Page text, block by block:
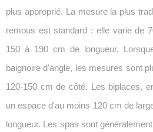
plus approprié. La mesure la plus
remous est standard : elle varie de
150 à 190 cm de longueur.
baignoire d'angle, les mesures sont
120-150 cm de côté. Les biplaces,
un espace d'au moins 120 cm de
longueur. Les spas sont